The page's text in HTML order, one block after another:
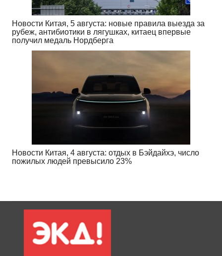
Новости Китая, 5 августа: новые правила выезда за
рубеж, антибиотики в лягушках, китаец впервые
получил медаль Нордберга
Новости Китая, 4 августа: отдых в Бэйдайхэ, число
пожилых людей превысило 23%